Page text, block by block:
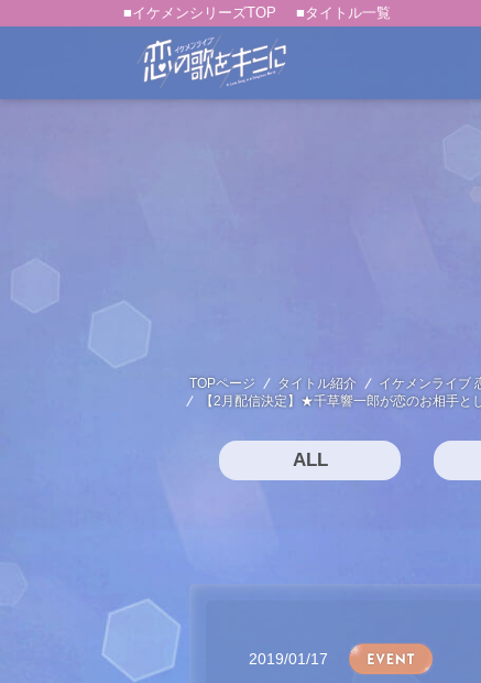
■イケメンシリーズTOP ■タイトル一覧
TOPページ タイトル紹介 イケメンライブ
【2月配信決定】★千草響一郎が恋のお相手
ALL
2019/01/17